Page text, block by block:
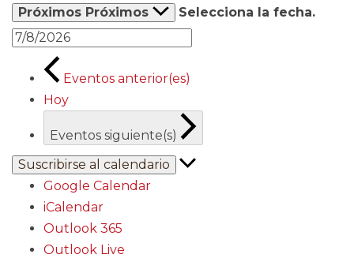
Próximos Próximos Selecciona la fecha.
Eventos anterior(es)
Hoy
Eventos siguiente(s)
Suscribirse al calendario
Google Calendar
iCalendar
Outlook 365
Outlook Live